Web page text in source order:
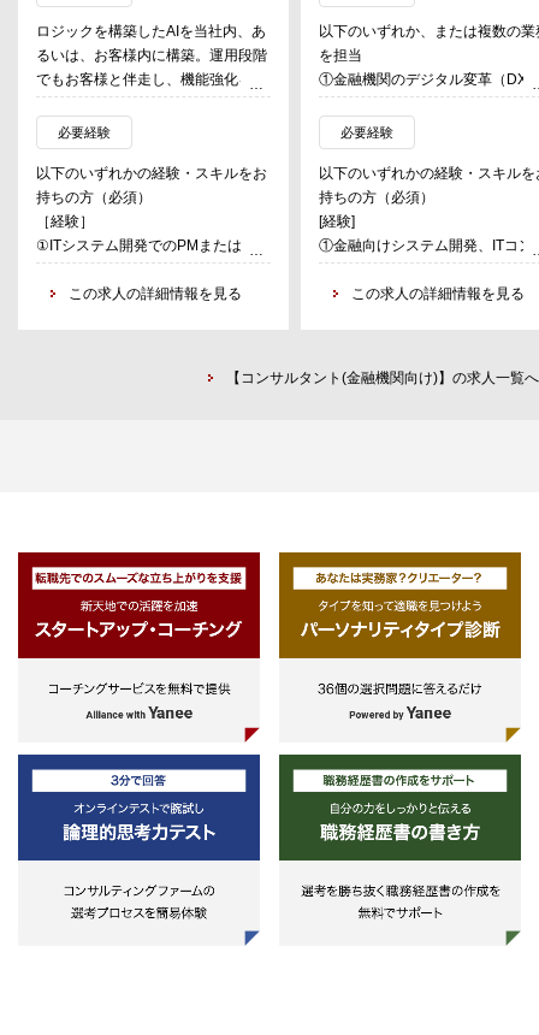
ロジックを構築したAIを当社内、あ
るいは、お客様内に構築。運用段階
でもお客様と伴走し、機能強化を随
時行う。
具体的には、以下の複数の業務を担
当。
①AIを用いた将来業務の設計と、お
客様との協議に基づく要求定義
②AIを用いたアプリケーションやシ
③同システムの運用・保守、およ
合） お客様業務の整理とAIロジック
必要経験
以下のいずれかの経験・スキルをお
持ちの方（必須）
［経験］
①ITシステム開発でのPMまたはスク
ラム開発でのスクラムマスター（3
年以上）この求人の詳細情報を見る
以下のいずれか、または複数の業
を担当
①金融機関のデジタル変革（DX
支援
②業務×ITを統合した業務改革・
ステム構想策定
③AI・データ活用を前提としたア
キテクチャ検討
④PoC～本番導入、運用設計まで
支援
調整、プロジェクト推進
必要経験
以下のいずれかの経験・スキルを
持ちの方（必須）
[経験]
①金融向けシステム開発、ITコン
ル、SI等の経験
②要件整理、設計、プロジェクト
コンサルティング業務への関心・
この求人の詳細情報を見る
【コンサルタント(金融機関向け)】の求人一覧へ